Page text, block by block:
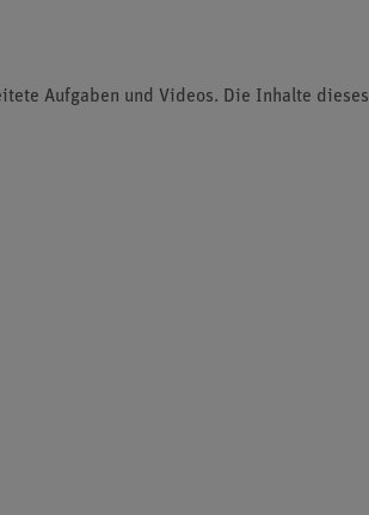
Aufgaben und Videos. Die Inhalte dieses